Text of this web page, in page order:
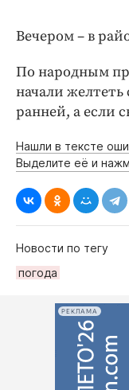
Вечером – в
По народным
начали желтеть
ранней, а если
Нашли в тексте
Выделите её и
Новости по тегу
погода
РЕКЛАМА